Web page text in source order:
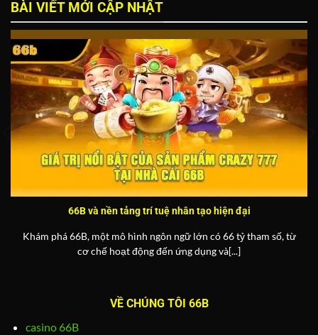
BÀI VIẾT MỚI CẬP NHẬT
66B và nền tảng trí tuệ nhân tạo hiện đại
Khám phá 66B, một mô hình ngôn ngữ lớn có 66 tỷ tham số, từ
cơ chế hoạt động đến ứng dụng và[...]
VỀ CHÚNG TÔI 66B
casino 66B